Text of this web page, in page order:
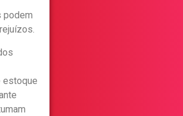
podem
estoque